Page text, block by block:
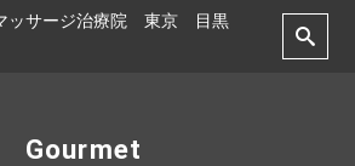
ッサージ治療院 東京 目黒
Gourmet